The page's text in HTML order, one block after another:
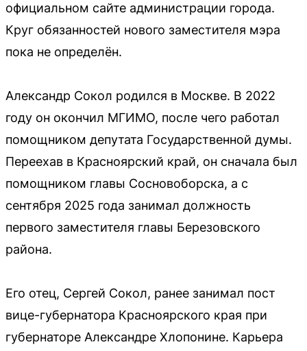
официальном сайте администрации города.
Круг обязанностей нового заместителя мэра
пока не определён.
Александр Сокол родился в Москве. В 2022
году он окончил МГИМО, после чего работал
помощником депутата Государственной думы.
Переехав в Красноярский край, он сначала был
помощником главы Сосновоборска, а с
сентября 2025 года занимал должность
первого заместителя главы Березовского
района.
Его отец, Сергей Сокол, ранее занимал пост
вице-губернатора Красноярского края при
губернаторе Александре Хлопонине. Карьера